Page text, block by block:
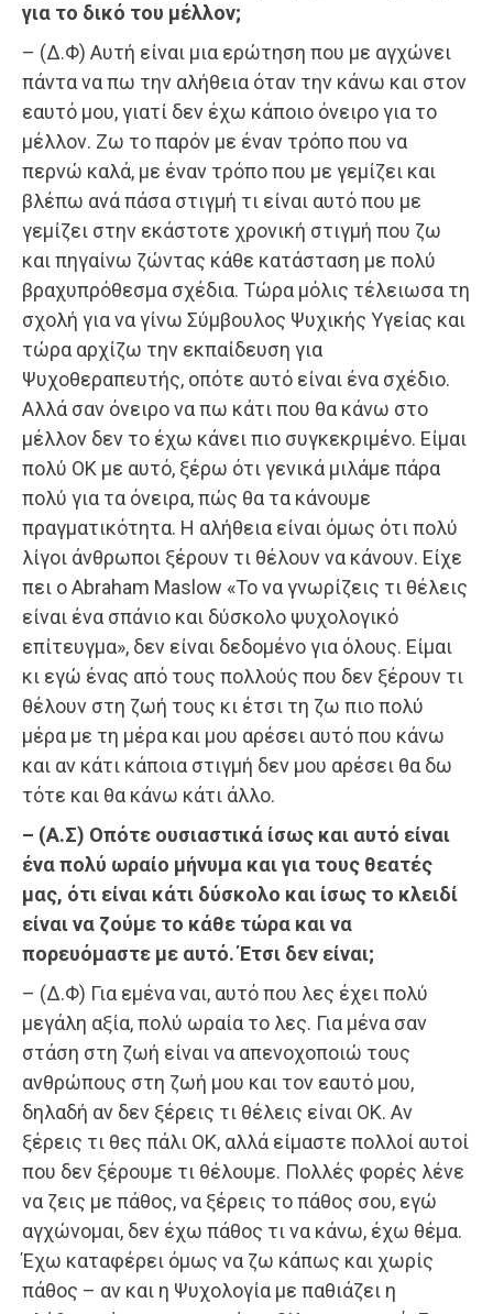
για το δικό του μέλλον;
– (Δ.Φ) Αυτή είναι μια ερώτηση που με αγχώνει
πάντα να πω την αλήθεια όταν την κάνω και στον
εαυτό μου, γιατί δεν έχω κάποιο όνειρο για το
μέλλον. Ζω το παρόν με έναν τρόπο που να
περνώ καλά, με έναν τρόπο που με γεμίζει και
βλέπω ανά πάσα στιγμή τι είναι αυτό που με
γεμίζει στην εκάστοτε χρονική στιγμή που ζω
και πηγαίνω ζώντας κάθε κατάσταση με πολύ
βραχυπρόθεσμα σχέδια. Τώρα μόλις τέλειωσα τη
σχολή για να γίνω Σύμβουλος Ψυχικής Υγείας και
τώρα αρχίζω την εκπαίδευση για
Ψυχοθεραπευτής, οπότε αυτό είναι ένα σχέδιο.
Αλλά σαν όνειρο να πω κάτι που θα κάνω στο
μέλλον δεν το έχω κάνει πιο συγκεκριμένο. Είμαι
πολύ ΟΚ με αυτό, ξέρω ότι γενικά μιλάμε πάρα
πολύ για τα όνειρα, πώς θα τα κάνουμε
πραγματικότητα. Η αλήθεια είναι όμως ότι πολύ
λίγοι άνθρωποι ξέρουν τι θέλουν να κάνουν. Είχε
πει ο Abraham Maslow «Το να γνωρίζεις τι θέλεις
είναι ένα σπάνιο και δύσκολο ψυχολογικό
επίτευγμα», δεν είναι δεδομένο για όλους. Είμαι
κι εγώ ένας από τους πολλούς που δεν ξέρουν τι
θέλουν στη ζωή τους κι έτσι τη ζω πιο πολύ
μέρα με τη μέρα και μου αρέσει αυτό που κάνω
και αν κάτι κάποια στιγμή δεν μου αρέσει θα δω
τότε και θα κάνω κάτι άλλο.
– (Α.Σ) Οπότε ουσιαστικά ίσως και αυτό είναι
ένα πολύ ωραίο μήνυμα και για τους θεατές
μας, ότι είναι κάτι δύσκολο και ίσως το κλειδί
είναι να ζούμε το κάθε τώρα και να
πορευόμαστε με αυτό. Έτσι δεν είναι;
– (Δ.Φ) Για εμένα ναι, αυτό που λες έχει πολύ
μεγάλη αξία, πολύ ωραία το λες. Για μένα σαν
στάση στη ζωή είναι να απενοχοποιώ τους
ανθρώπους στη ζωή μου και τον εαυτό μου,
δηλαδή αν δεν ξέρεις τι θέλεις είναι ΟΚ. Αν
ξέρεις τι θες πάλι ΟΚ, αλλά είμαστε πολλοί αυτοί
που δεν ξέρουμε τι θέλουμε. Πολλές φορές λένε
να ζεις με πάθος, να ξέρεις το πάθος σου, εγώ
αγχώνομαι, δεν έχω πάθος τι να κάνω, έχω θέμα.
Έχω καταφέρει όμως να ζω κάπως και χωρίς
πάθος – αν και η Ψυχολογία με παθιάζει η